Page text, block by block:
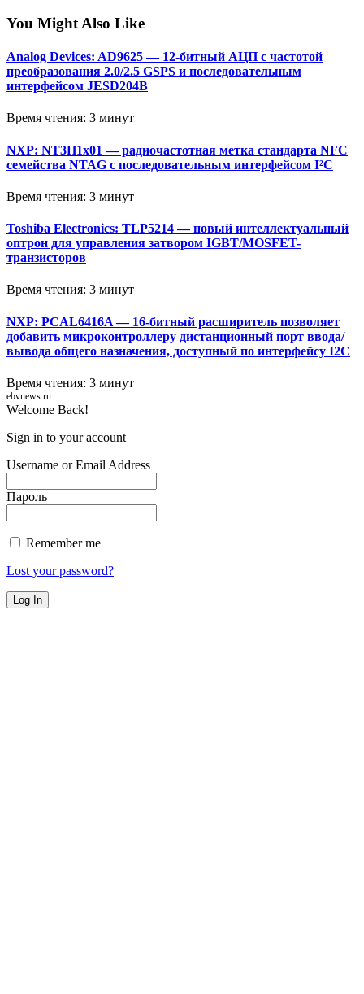
You Might Also Like
Analog Devices: AD9625 — 12-битный АЦП с частотой
преобразования 2.0/2.5 GSPS и последовательным
интерфейсом JESD204B
Время чтения: 3 минут
NXP: NT3H1x01 — радиочастотная метка стандарта NFC
семейства NTAG с последовательным интерфейсом I²C
Время чтения: 3 минут
Toshiba Electronics: TLP5214 — новый интеллектуальный
оптрон для управления затвором IGBT/MOSFET-
транзисторов
Время чтения: 3 минут
NXP: PCAL6416A — 16-битный расширитель позволяет
добавить микроконтроллеру дистанционный порт ввода/
вывода общего назначения, доступный по интерфейсу I2C
Время чтения: 3 минут
ebvnews.ru
Welcome Back!
Sign in to your account
Username or Email Address
Пароль
Remember me
Lost your password?